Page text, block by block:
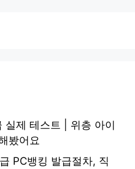
실제 테스트 | 위층 아이
봤어요
PC뱅킹 발급절차, 직